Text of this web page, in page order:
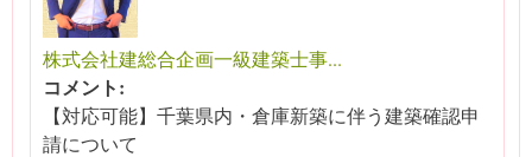
株式会社建総合企画一級建築士事...
コメント:
【対応可能】千葉県内・倉庫新築に伴う建築確認申
請について